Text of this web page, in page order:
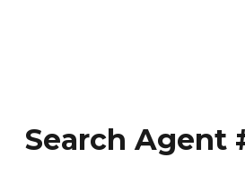
Search Agent